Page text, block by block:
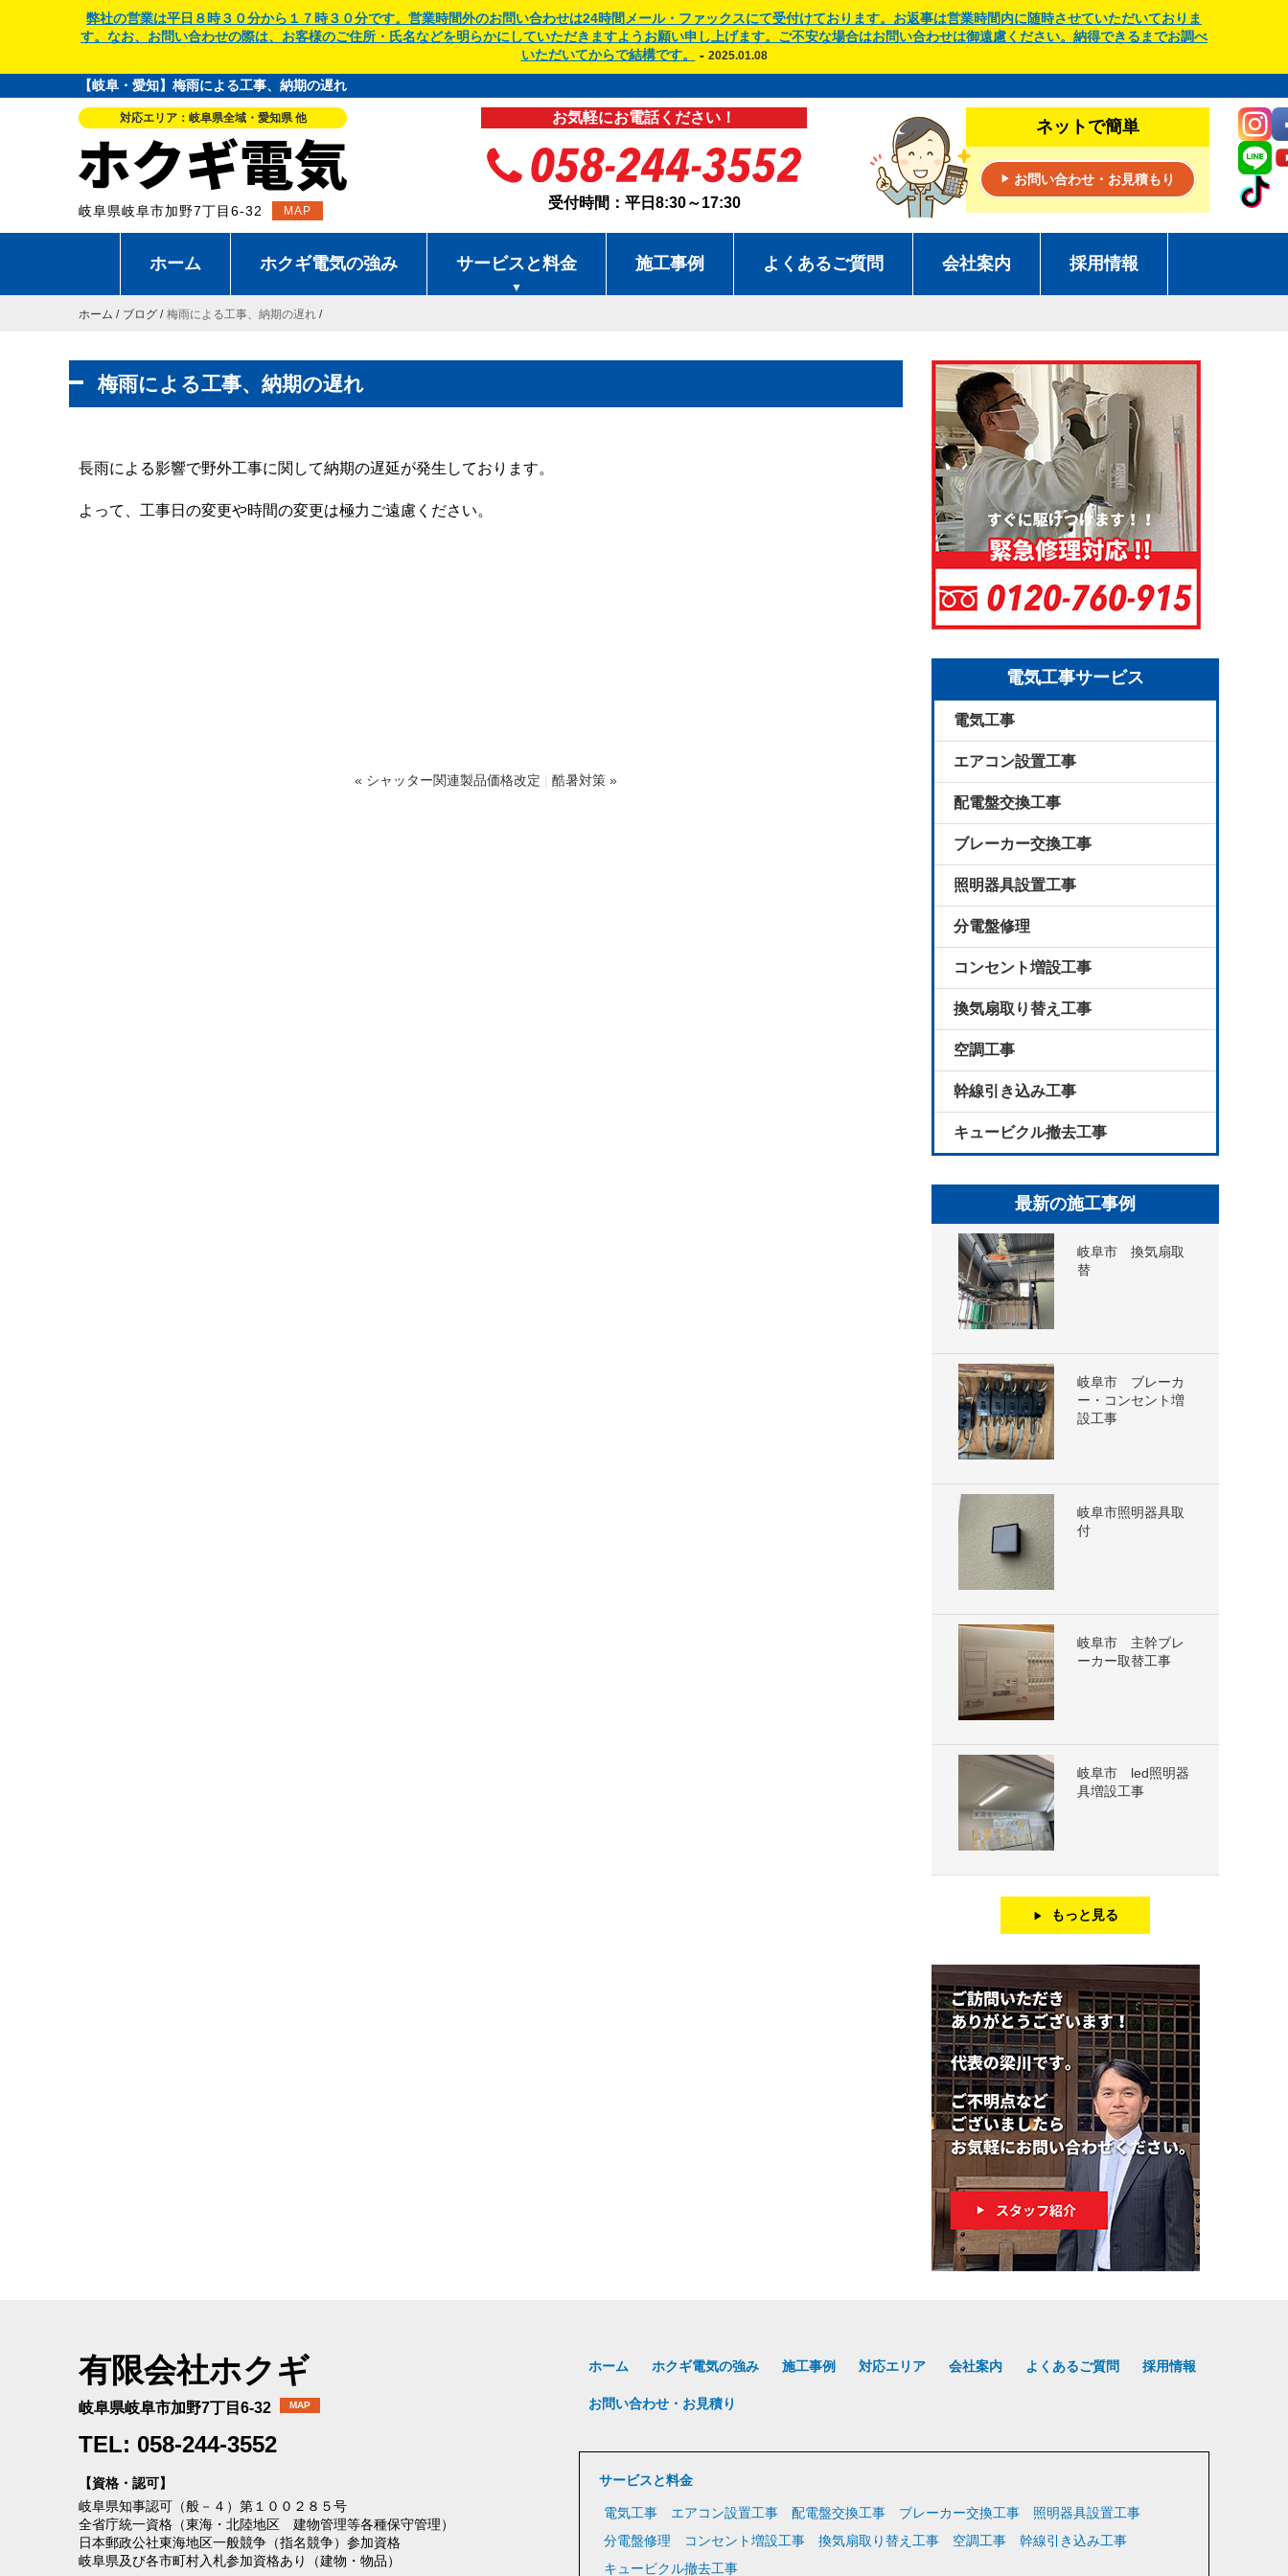
弊社の営業は平日８時３０分から１７時３０分です。営業時間外のお問い合わせは24時間メール・ファックスにて受付けております。お返事は営業時間内に随時させていただいておりま
す。なお、お問い合わせの際は、お客様のご住所・氏名などを明らかにしていただきますようお願い申し上げます。ご不安な場合はお問い合わせは御遠慮ください。納得できるまでお調べ
いただいてからで結構です。
- 2025.01.08
【岐阜・愛知】梅雨による工事、納期の遅れ
対応エリア：岐阜県全域・愛知県 他
岐阜県岐阜市加野7丁目6-32 MAP
お気軽にお電話ください！
受付時間：平日8:30～17:30
ネットで簡単
▶ お問い合わせ・お見積もり
ホーム ホクギ電気の強み サービスと料金
▼
施工事例 よくあるご質問 会社案内 採用情報
ホーム ブログ 梅雨による工事、納期の遅れ
梅雨による工事、納期の遅れ
長雨による影響で野外工事に関して納期の遅延が発生しております。
よって、工事日の変更や時間の変更は極力ご遠慮ください。
« シャッター関連製品価格改定 | 酷暑対策 »
電気工事サービス
電気工事
エアコン設置工事
配電盤交換工事
ブレーカー交換工事
照明器具設置工事
分電盤修理
コンセント増設工事
換気扇取り替え工事
空調工事
幹線引き込み工事
キュービクル撤去工事
最新の施工事例
岐阜市 換気扇取
替
岐阜市 ブレーカ
ー・コンセント増
設工事
岐阜市照明器具取
付
岐阜市 主幹ブレ
ーカー取替工事
岐阜市 led照明器
具増設工事
▶ もっと見る
有限会社ホクギ
岐阜県岐阜市加野7丁目6-32 MAP
TEL: 058-244-3552
【資格・認可】
岐阜県知事認可（般－４）第１００２８５号
全省庁統一資格（東海・北陸地区 建物管理等各種保守管理）
日本郵政公社東海地区一般競争（指名競争）参加資格
岐阜県及び各市町村入札参加資格あり（建物・物品）
ホーム ホクギ電気の強み 施工事例 対応エリア 会社案内 よくあるご質問 採用情報
お問い合わせ・お見積り
サービスと料金
電気工事 エアコン設置工事 配電盤交換工事 ブレーカー交換工事
照明器具設置工事
分電盤修理
コンセント増設工事 換気扇取り替え工事 空調工事
幹線引き込み工事
キュービクル撤去工事